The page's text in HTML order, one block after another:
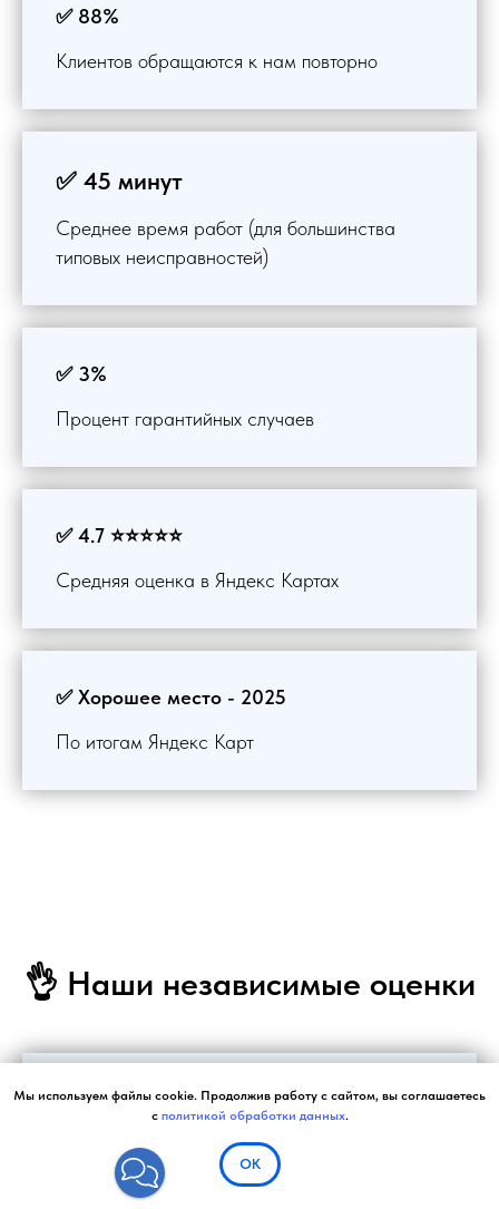
✅ 88%
Клиентов обращаются к нам повторно
✅ 45 минут
Среднее время работ (для большинства
типовых неисправностей)
✅ 3%
Процент гарантийных случаев
✅ 4.7 ⭐⭐⭐⭐⭐
Средняя оценка в Яндекс Картах
✅ Хорошее место - 2025
По итогам Яндекс Карт
👌 Наши независимые оценки
✅ 4.7 ⭐⭐⭐⭐⭐
Средняя оценка в яндекс картах
Смотреть в Яндекс Картах
Мы используем файлы cookie. Продолжив работу с сайтом, вы соглашаетесь
с политикой обработки данных.
ОК